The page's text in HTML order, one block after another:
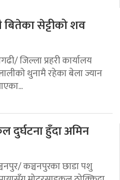
बितेका सेट्टीको शव
जिल्ला प्रहरी कार्यालय
थुनामै रहेका बेला ज्यान
दुर्घटना हुँदा अमिन
कञ्चनपुरका छाडा पशु